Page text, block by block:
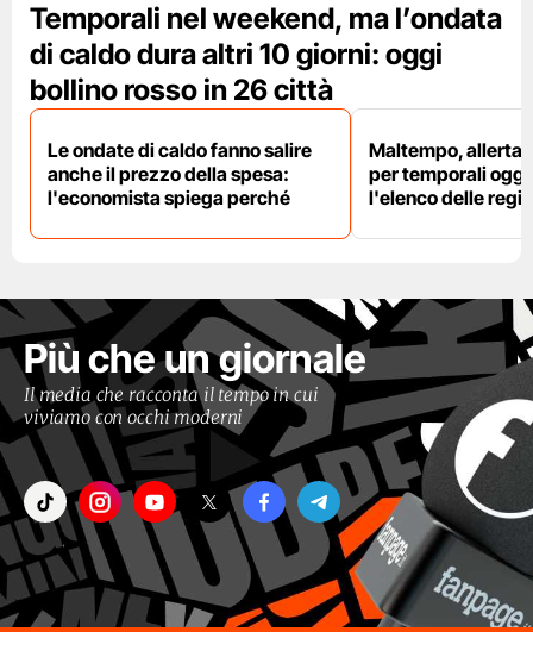
Temporali nel weekend, ma l’ondata
di caldo dura altri 10 giorni: oggi
bollino rosso in 26 città
Le ondate di caldo fanno salire
anche il prezzo della spesa:
l'economista spiega perché
Maltempo, allerta
per temporali oggi
l'elenco delle
Più che un giornale
Il media che racconta il tempo in cui
viviamo con occhi moderni